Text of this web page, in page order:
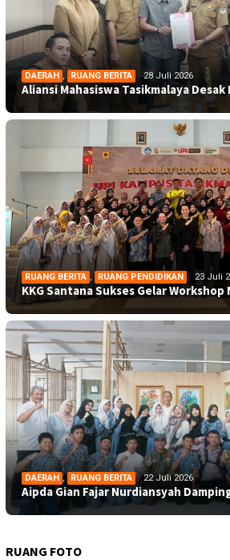
DAERAH , RUANG BERITA 28 Juli 2026
Aliansi Mahasiswa Tasikmalaya
RUANG BERITA , RUANG PENDIDIKAN 23 Juli
KKG Santana Sukses Gelar
DAERAH , RUANG BERITA 22 Juli 2026
Aipda Gian Fajar Nurdiansyah
RUANG FOTO